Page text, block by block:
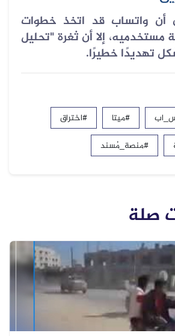
أن واتساب قد اتخذ خطوات
إلا أن ثغرة "تحليل
تهديدًا خطيرًا.
#ميتا
#اختراق
#منصة_مُسند
صلة